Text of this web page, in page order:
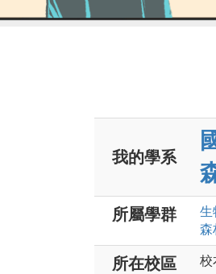
ColleGo! 大學選才與高中
我的學系
所屬學群 生
森
所在校區
校